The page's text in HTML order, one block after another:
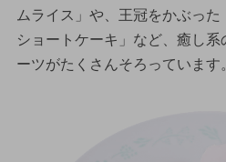
ムライス」や、王冠をかぶっ
ショートケーキ」など、癒し系
ーツがたくさんそろっています